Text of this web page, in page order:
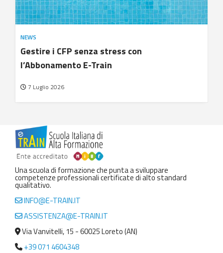
NEWS
Gestire i CFP senza stress con
l’Abbonamento E-Train
7 Luglio 2026
Una scuola di formazione che punta a sviluppare
competenze professionali certificate di alto standard
qualitativo.
INFO@E-TRAIN.IT
ASSISTENZA@E-TRAIN.IT
Via Vanvitelli, 15 - 60025 Loreto (AN)
+39 071 4604348